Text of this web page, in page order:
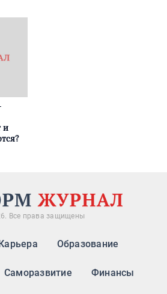
и
Все права защищены
Образование
Саморазвитие Финансы